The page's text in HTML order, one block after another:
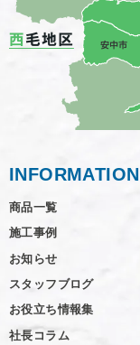
INFORMATION
商品一覧
施工事例
お知らせ
スタッフブログ
お役立ち情報集
社長コラム